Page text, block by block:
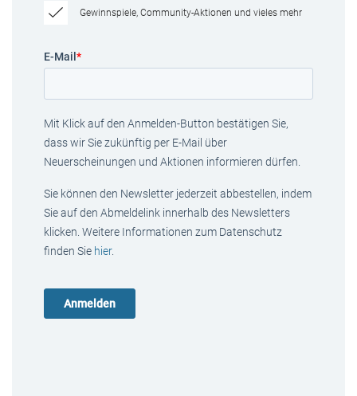
Gewinnspiele, Community-Aktionen und vieles mehr
E-Mail *
Mit Klick auf den Anmelden-Button bestätigen Sie,
dass wir Sie zukünftig per E-Mail über
Neuerscheinungen und Aktionen informieren dürfen.
Sie können den Newsletter jederzeit abbestellen, indem
Sie auf den Abmeldelink innerhalb des Newsletters
klicken. Weitere Informationen zum Datenschutz
finden Sie hier.